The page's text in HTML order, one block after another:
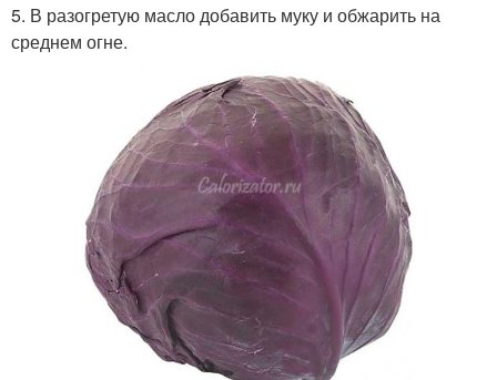
5. В разогретую масло добавить муку и обжарить на
среднем огне.